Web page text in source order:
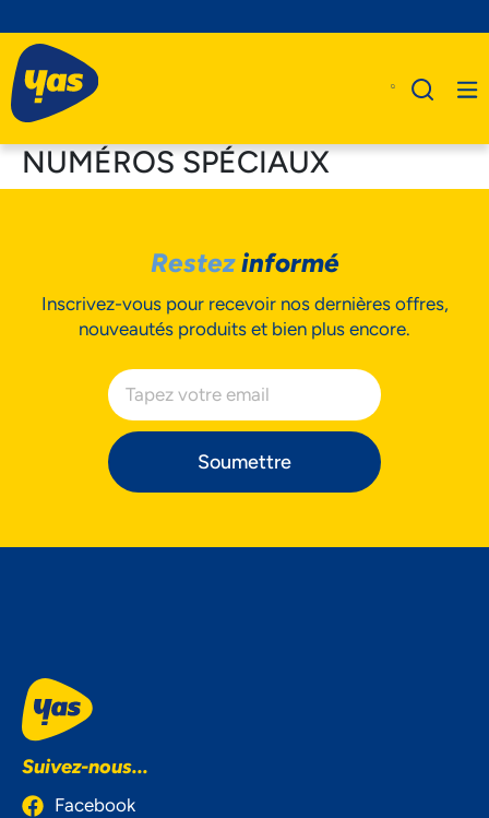
Business
Assistance
NUMÉROS SPÉCIAUX
Restezinformé
Inscrivez-vous pour recevoir nos dernières offres,
nouveautés produits et bien plus encore.
Soumettre
Suivez-nous...
Facebook